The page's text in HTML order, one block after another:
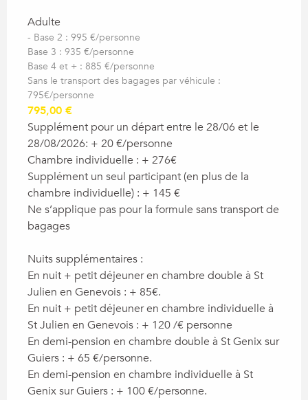
Adulte
- Base 2 : 995 €/personne
Base 3 : 935 €/personne
Base 4 et + : 885 €/personne
Sans le transport des bagages par véhicule :
795€/personne
795,00 €
Supplément pour un départ entre le 28/06 et le
28/08/2026: + 20 €/personne
Chambre individuelle : + 276€
Supplément un seul participant (en plus de la
chambre individuelle) : + 145 €
Ne s’applique pas pour la formule sans transport de
bagages
Nuits supplémentaires :
En nuit + petit déjeuner en chambre double à St
Julien en Genevois : + 85€.
En nuit + petit déjeuner en chambre individuelle à
St Julien en Genevois : + 120 /€ personne
En demi-pension en chambre double à St Genix sur
Guiers : + 65 €/personne.
En demi-pension en chambre individuelle à St
Genix sur Guiers : + 100 €/personne.